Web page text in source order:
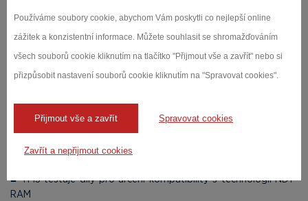
Používáme soubory cookie, abychom Vám poskytli co nejlepší online
zážitek a konzistentní informace. Můžete souhlasit se shromažďováním
všech souborů cookie kliknutím na tlačítko "Přijmout vše a zavřít" nebo si
přizpůsobit nastavení souborů cookie kliknutím na "Spravovat cookies".
Přijmout vše a zavřít Spravovat cookies
Zavřít a nepřijmout cookies
PROČ NDT-RAM?
Test dilů zdarma
bezrizikového hodnocení!
kusů do TMS
■ TMS testuje díly pro určení kompatibility s technologií NDT-
RAM